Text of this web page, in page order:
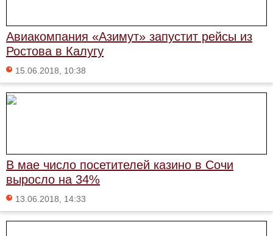
Авиакомпания «Азимут» запустит рейсы из
Ростова в Калугу
15.06.2018, 10:38
В мае число посетителей казино в Сочи
выросло на 34%
13.06.2018, 14:33